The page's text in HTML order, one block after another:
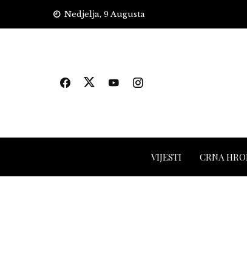
Nedjelja, 9 Augusta
VIJESTI CRNA